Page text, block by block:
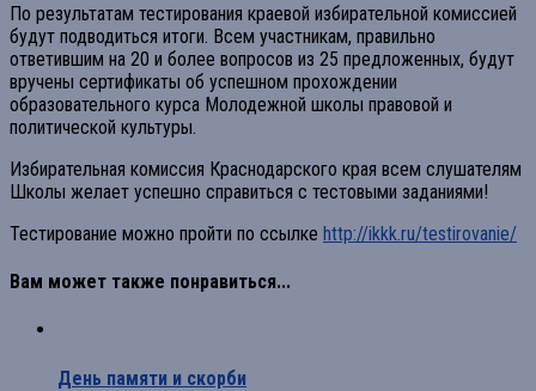
По результатам тестирования краевой избирательной комиссией
будут подводиться итоги. Всем участникам, правильно
ответившим на 20 и более вопросов из 25 предложенных, будут
вручены сертификаты об успешном прохождении
образовательного курса Молодежной школы правовой и
политической культуры.
Избирательная комиссия Краснодарского края всем слушателям
Школы желает успешно справиться с тестовыми заданиями!
Тестирование можно пройти по ссылке http://ikkk.ru/testirovanie/
Вам может также понравиться...
День памяти и скорби